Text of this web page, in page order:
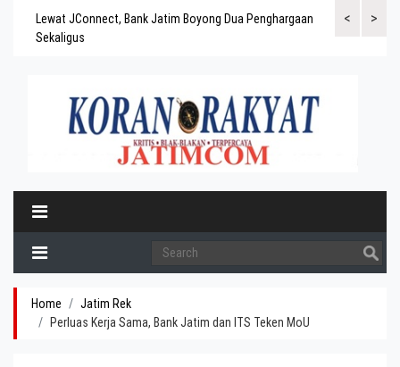
<
Lewat JConnect, Bank Jatim Boyong Dua Penghargaan
Sekaligus
Bank Jatim
>
Home
Jatim Rek
Perluas Kerja Sama, Bank Jatim dan ITS Teken MoU